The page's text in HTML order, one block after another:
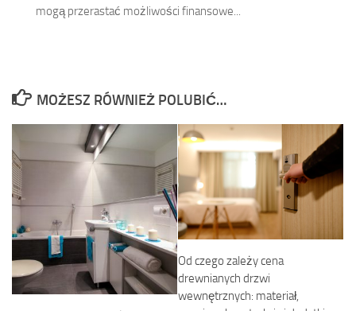
mogą przerastać możliwości finansowe...
MOŻESZ RÓWNIEŻ POLUBIĆ…
Od czego zależy cena
drewnianych drzwi
wewnętrznych: materiał,